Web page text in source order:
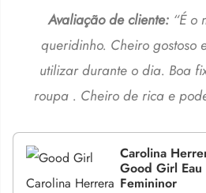
Avaliação de cliente: “É o
queridinho. Cheiro gostoso
utilizar durante o dia. Boa
roupa . Cheiro de rica e
Carolina
Good Girl
Femininor